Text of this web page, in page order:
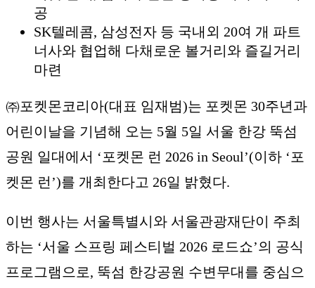
공
SK텔레콤, 삼성전자 등 국내외 20여 개 파트
너사와 협업해 다채로운 볼거리와 즐길거리
마련
㈜포켓몬코리아(대표 임재범)는 포켓몬 30주년과
어린이날을 기념해 오는 5월 5일 서울 한강 뚝섬
공원 일대에서 ‘포켓몬 런 2026 in Seoul’(이하 ‘포
켓몬 런’)를 개최한다고 26일 밝혔다.
이번 행사는 서울특별시와 서울관광재단이 주최
하는 ‘서울 스프링 페스티벌 2026 로드쇼’의 공식
프로그램으로, 뚝섬 한강공원 수변무대를 중심으